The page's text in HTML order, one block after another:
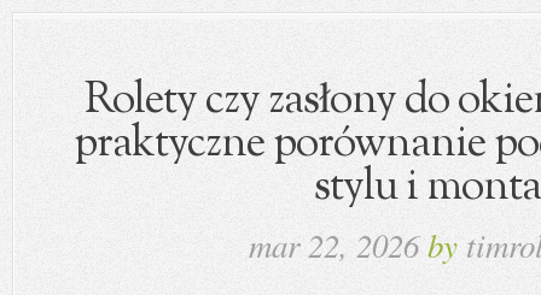
Rolety czy zasłony do
praktyczne porównanie
stylu i
mar 22, 2026by